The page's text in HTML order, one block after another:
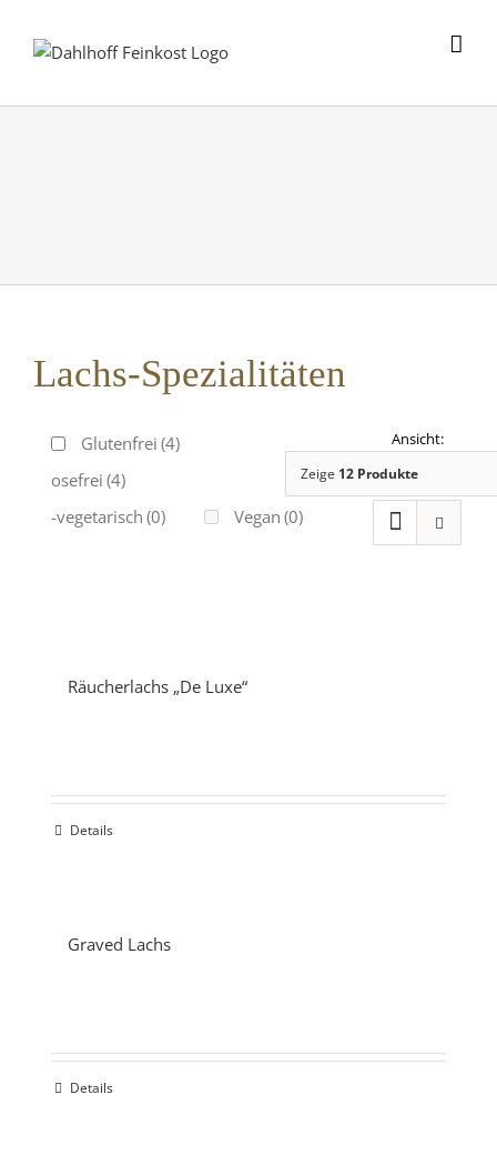
Lachs-Spezialitäten
Glutenfrei (4)
Laktosefrei (4)
Ovo-vegetarisch (0) Vegan (0)
Zeige 12 Produkte
Räucherlachs „De Luxe“
Details
Graved Lachs
Details